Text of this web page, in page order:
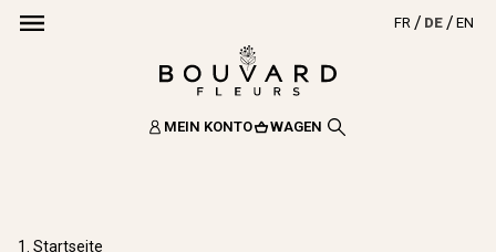
FR DE EN
MEIN KONTO WAGEN
Startseite